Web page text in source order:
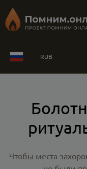
RUB
Чтобы места